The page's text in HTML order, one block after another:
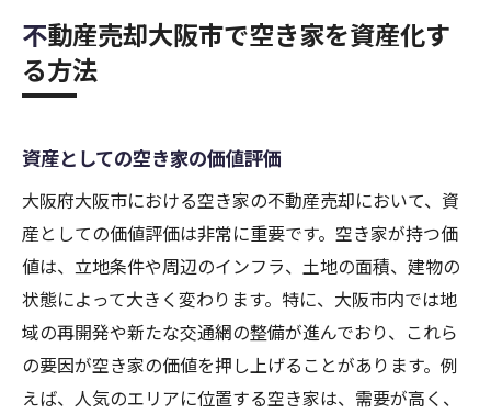
不動産売却大阪市で空き家を資産化す
る方法
資産としての空き家の価値評価
大阪府大阪市における空き家の不動産売却において、資
産としての価値評価は非常に重要です。空き家が持つ価
値は、立地条件や周辺のインフラ、土地の面積、建物の
状態によって大きく変わります。特に、大阪市内では地
域の再開発や新たな交通網の整備が進んでおり、これら
の要因が空き家の価値を押し上げることがあります。例
えば、人気のエリアに位置する空き家は、需要が高く、